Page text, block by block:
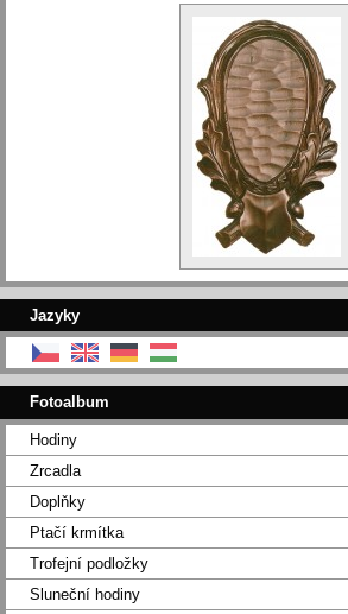
Jazyky
Fotoalbum
Hodiny
Zrcadla
Doplňky
Ptačí krmítka
Trofejní podložky
Sluneční hodiny